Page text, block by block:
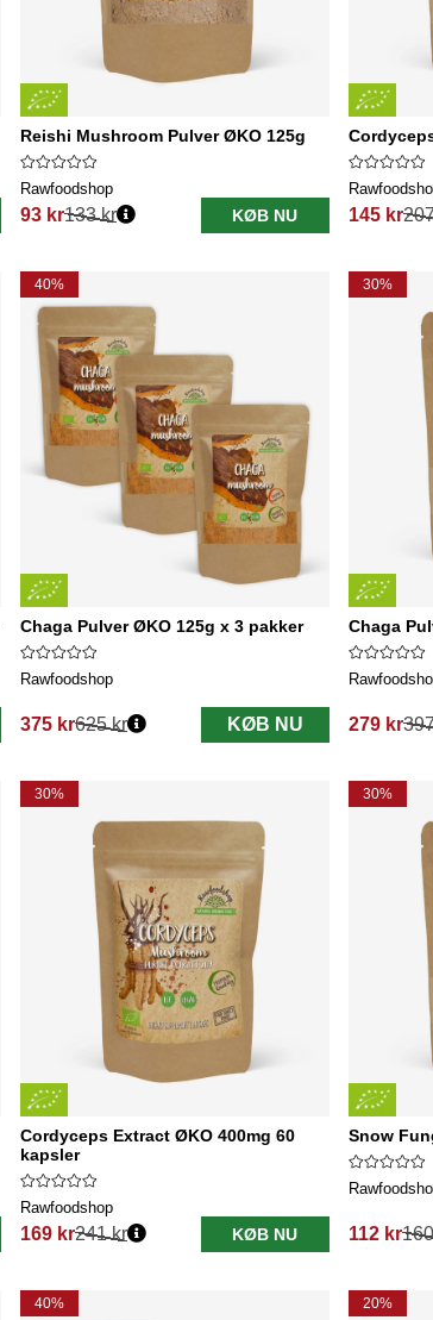
Reishi Mushroom Pulver ØKO 125g
Rawfoodshop
93 kr
Normalpris:
133 kr KØB NU 145 kr
40%
Chaga Pulver ØKO 125g x 3 pakker
Rawfoodshop
375 kr
Normalpris:
625 kr KØB NU
30%
Chaga
279 kr
30%
Cordyceps Extract ØKO 400mg 60
kapsler
Rawfoodshop
169 kr
Normalpris:
241 kr KØB NU
30%
Snow
112 kr
40% 20%